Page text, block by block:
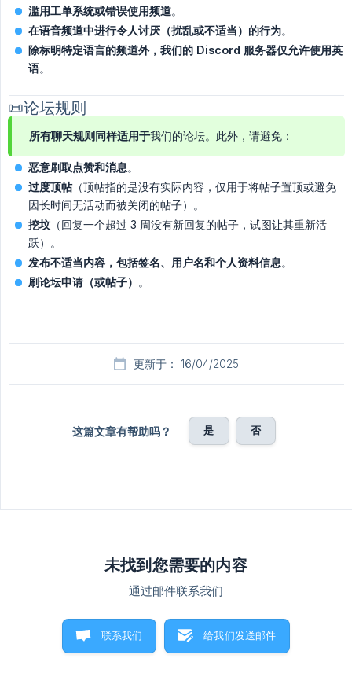
滥用工单系统或错误使用频道。
在语音频道中进行令人讨厌（扰乱或不适当）的行为。
除标明特定语言的频道外，我们的 Discord 服务器仅允许使用英
语。
📜论坛规则
所有聊天规则同样适用于我们的论坛。此外，请避免：
恶意刷取点赞和消息。
过度顶帖（顶帖指的是没有实际内容，仅用于将帖子置顶或避免
因长时间无活动而被关闭的帖子）。
挖坟（回复一个超过 3 周没有新回复的帖子，试图让其重新活
跃）。
发布不适当内容，包括签名、用户名和个人资料信息。
刷论坛申请（或帖子） 。
更新于： 16/04/2025
这篇文章有帮助吗？ 是 否
未找到您需要的内容
通过邮件联系我们
联系我们 给我们发送邮件